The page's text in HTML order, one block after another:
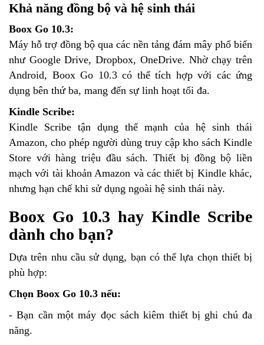
Khả năng đồng bộ và hệ sinh thái
Boox Go 10.3:
Máy hỗ trợ đồng bộ qua các nền tảng đám mây phổ biến
như Google Drive, Dropbox, OneDrive. Nhờ chạy trên
Android, Boox Go 10.3 có thể tích hợp với các ứng
dụng bên thứ ba, mang đến sự linh hoạt tối đa.
Kindle Scribe:
Kindle Scribe tận dụng thế mạnh của hệ sinh thái
Amazon, cho phép người dùng truy cập kho sách Kindle
Store với hàng triệu đầu sách. Thiết bị đồng bộ liền
mạch với tài khoản Amazon và các thiết bị Kindle khác,
nhưng hạn chế khi sử dụng ngoài hệ sinh thái này.
Boox Go 10.3 hay Kindle Scribe
dành cho bạn?
Dựa trên nhu cầu sử dụng, bạn có thể lựa chọn thiết bị
phù hợp:
Chọn Boox Go 10.3 nếu:
- Bạn cần một máy đọc sách kiêm thiết bị ghi chú đa
năng.